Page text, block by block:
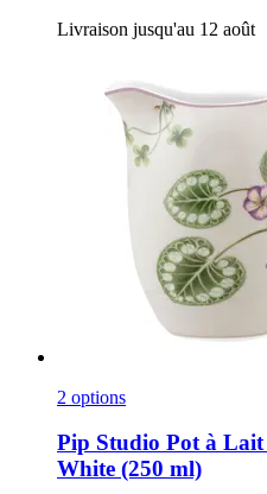
Livraison jusqu'au 12 août
2 options
Pip Studio Pot à
White (250 ml)